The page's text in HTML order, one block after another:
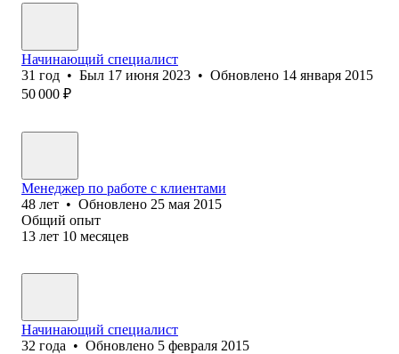
Начинающий специалист
31 год • Был 17 июня 2023 • Обновлено 14 января 2015
50 000 ₽
Менеджер по работе с клиентами
48 лет • Обновлено 25 мая 2015
Общий опыт
13 лет 10 месяцев
Начинающий специалист
32 года • Обновлено 5 февраля 2015